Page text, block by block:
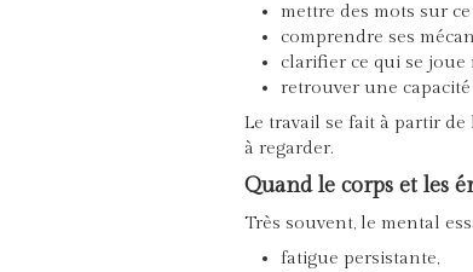
mettre des mots sur
comprendre ses
clarifier ce qui se joue
retrouver une
Le travail se fait à partir de
à regarder.
Quand le corps et les
Très souvent, le mental
fatigue persistante,